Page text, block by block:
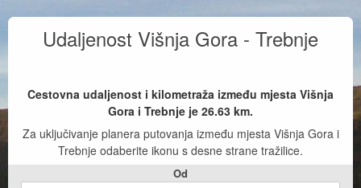
Udaljenost Višnja Gora - Trebnje
Cestovna udaljenost i kilometraža između mjesta Višnja
Gora i Trebnje je 26.63 km.
Za uključivanje planera putovanja između mjesta Višnja Gora i
Trebnje odaberite ikonu s desne strane tražilice.
Od